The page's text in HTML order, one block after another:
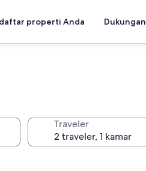
properti Anda Dukungan
Traveler